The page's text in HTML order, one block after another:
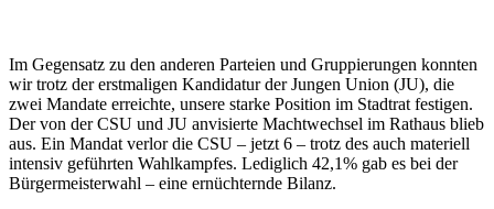
Im Gegensatz zu den anderen Parteien und Gruppierungen konnten
wir trotz der erstmaligen Kandidatur der Jungen Union (JU), die
zwei Mandate erreichte, unsere starke Position im Stadtrat festigen.
Der von der CSU und JU anvisierte Machtwechsel im Rathaus blieb
aus. Ein Mandat verlor die CSU – jetzt 6 – trotz des auch materiell
intensiv geführten Wahlkampfes. Lediglich 42,1% gab es bei der
Bürgermeisterwahl – eine ernüchternde Bilanz.